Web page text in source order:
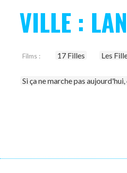
VILLE :
Films : 17 Filles Les
Si ça ne marche pas